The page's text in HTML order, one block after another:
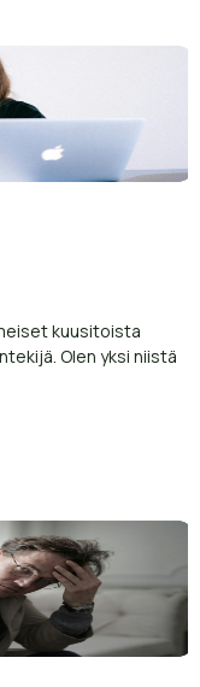
kuusitoista
Olen yksi niistä